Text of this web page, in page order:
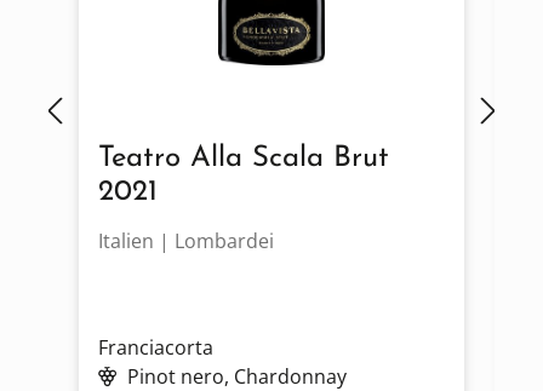
Teatro Alla Scala Brut
2021
Italien | Lombardei
Franciacorta
Pinot nero, Chardonnay